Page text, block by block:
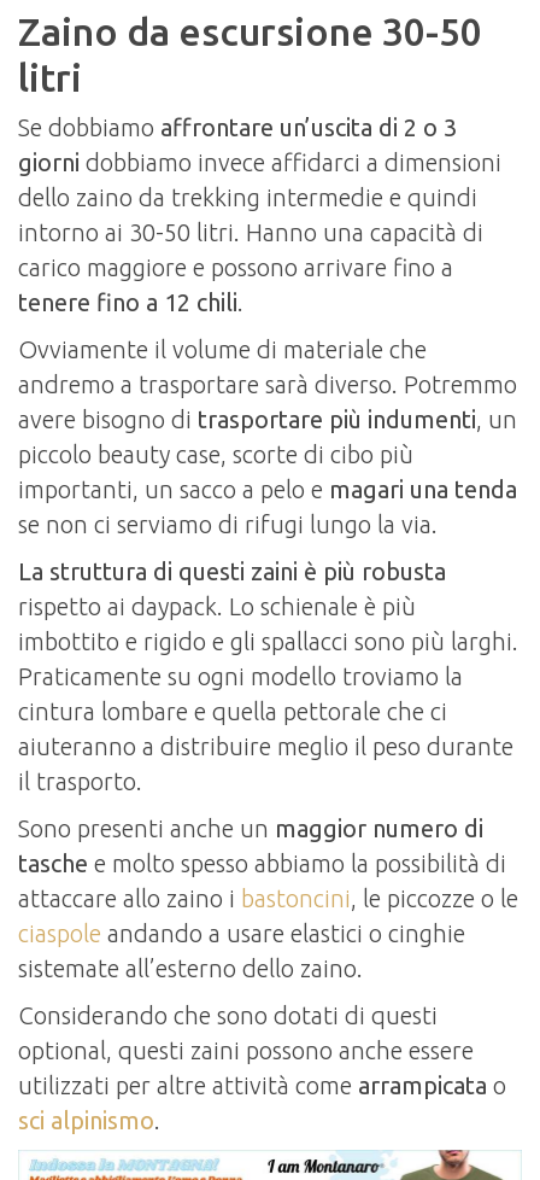
Zaino da escursione 30-50
litri
Se dobbiamo affrontare un’uscita di 2 o 3
giorni dobbiamo invece affidarci a dimensioni
dello zaino da trekking intermedie e quindi
intorno ai 30-50 litri. Hanno una capacità di
carico maggiore e possono arrivare fino a
tenere fino a 12 chili.
Ovviamente il volume di materiale che
andremo a trasportare sarà diverso. Potremmo
avere bisogno di trasportare più indumenti, un
piccolo beauty case, scorte di cibo più
importanti, un sacco a pelo e magari una tenda
se non ci serviamo di rifugi lungo la via.
La struttura di questi zaini è più robusta
rispetto ai daypack. Lo schienale è più
imbottito e rigido e gli spallacci sono più larghi.
Praticamente su ogni modello troviamo la
cintura lombare e quella pettorale che ci
aiuteranno a distribuire meglio il peso durante
il trasporto.
Sono presenti anche un maggior numero di
tasche e molto spesso abbiamo la possibilità di
attaccare allo zaino i bastoncini, le piccozze o le
ciaspole andando a usare elastici o cinghie
sistemate all’esterno dello zaino.
Considerando che sono dotati di questi
optional, questi zaini possono anche essere
utilizzati per altre attività come arrampicata o
sci alpinismo.